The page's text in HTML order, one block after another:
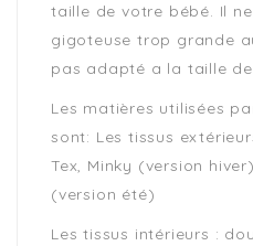
taille de votre bébé. Il
gigoteuse trop grande
pas adapté a la taille
Les matières utilisées
sont: Les tissus
Tex, Minky (version
(version été)
Les tissus intérieurs :